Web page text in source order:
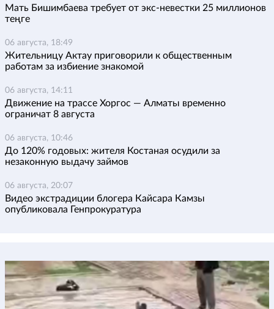
Мать Бишимбаева требует от экс-невестки 25 миллионов
теңге
06 августа, 18:49
Жительницу Актау приговорили к общественным
работам за избиение знакомой
06 августа, 14:11
Движение на трассе Хоргос — Алматы временно
ограничат 8 августа
06 августа, 10:46
До 120% годовых: жителя Костаная осудили за
незаконную выдачу займов
06 августа, 20:07
Видео экстрадиции блогера Кайсара Камзы
опубликовала Генпрокуратура